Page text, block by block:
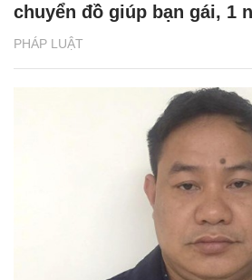
PHÁP LUẬT
chuyển đồ giúp bạn gái, 1